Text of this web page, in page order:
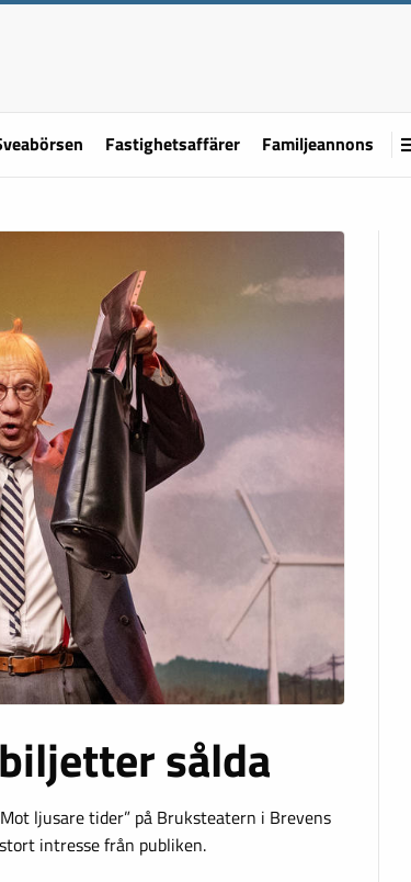
Fastighetsaffärer Familjeannons
sålda
ljusare tider” på Bruksteatern i Brevens
intresse från publiken.